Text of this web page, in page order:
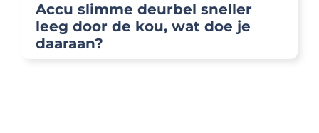
Accu slimme deurbel sneller
leeg door de kou, wat doe je
daaraan?